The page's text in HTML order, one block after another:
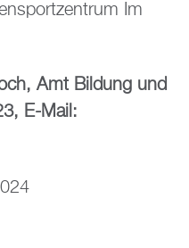
Im
Amt Bildung und
E-Mail: